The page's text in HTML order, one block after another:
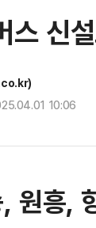
스 신
10:06
원흥,